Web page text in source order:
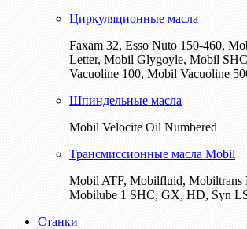
Циркуляционные масла
Faxam 32, Esso Nuto 150-460,
Letter, Mobil Glygoyle, Mobil
Vacuoline 100, Mobil Vacuoline
Шпиндельные масла
Mobil Velocite Oil Numbered
Трансмиссионные масла Mobil
Mobil ATF, Mobilfluid, Mobiltrans
Mobilube 1 SHC, GX, HD, Syn
Станки